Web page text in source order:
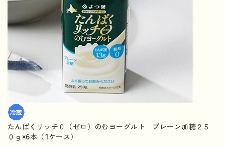
たんぱくリッチ０（ゼロ）のむヨーグルト プレーン加糖２５
０ｇ×6本（1ケース）